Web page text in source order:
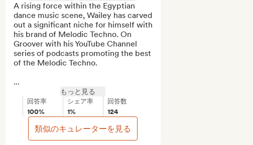
A rising force within the Egyptian
dance music scene, Wailey has carved
out a significant niche for himself with
his brand of Melodic Techno. On
Groover with his YouTube Channel
series of podcasts promoting the best
of the Melodic Techno.
...
もっと見る
回答率
100%
シェア率
1%
回答数
124
類似のキュレーターを見る